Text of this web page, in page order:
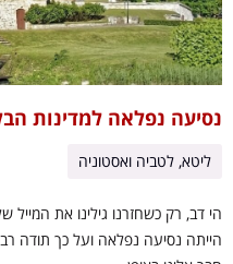
נסיעה נפלאה למדינות
ליטא, לטביה ואסטוניה
הי דב, רק כשחזרנו גילינו את המייל
הייתה נסיעה נפלאה ועל כך תודה